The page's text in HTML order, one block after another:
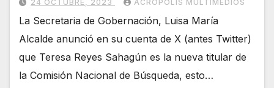
24 OCTUBRE, 2023 ACRÓPOLIS MULTIMEDIOS
La Secretaria de Gobernación, Luisa María
Alcalde anunció en su cuenta de X (antes Twitter)
que Teresa Reyes Sahagún es la nueva titular de
la Comisión Nacional de Búsqueda, esto…